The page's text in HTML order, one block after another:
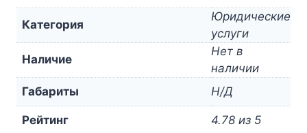
Категория
Юридические
услуги
Наличие
Нет в
наличии
Габариты
Н/Д
Рейтинг 4.78 из 5